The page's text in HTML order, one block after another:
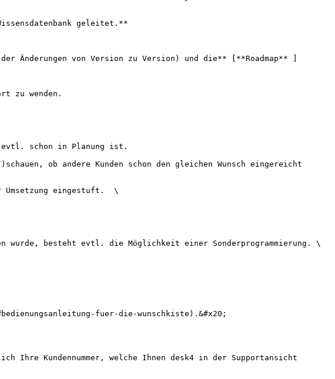
geleitet.**
Änderungen von Version zu Version) und die** [**Roadmap** ]
zu wenden.
evtl. schon in Planung ist.
ob andere Kunden schon den gleichen Wunsch eingereicht
Umsetzung eingestuft.  \
wurde, besteht evtl. die Möglichkeit einer Sonderprogrammierung. \
fuer-die-wunschkiste).&#x20;
Kundennummer, welche Ihnen desk4 in der Supportansicht